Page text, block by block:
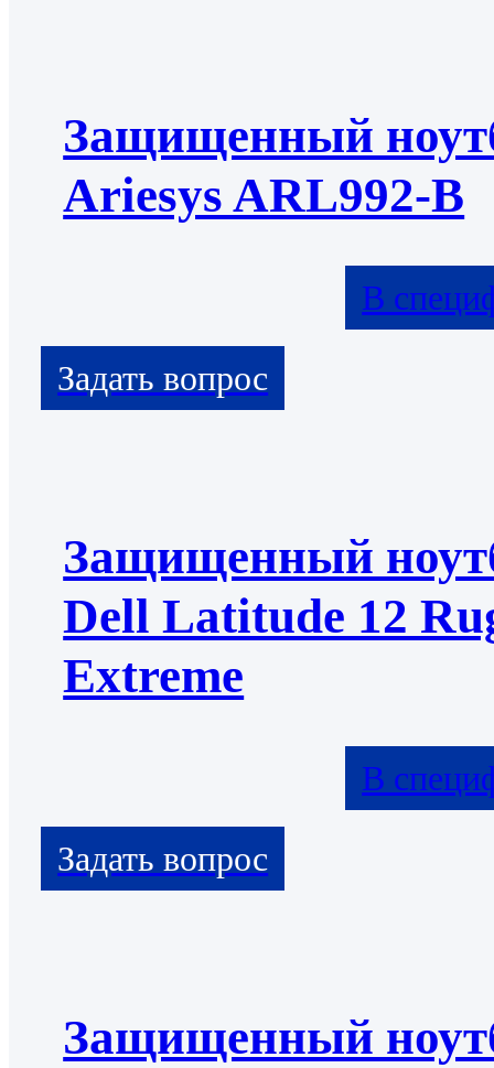
Защищенный
Ariesys ARL992-B
В
Защищенный
Dell Latitude 12
Extreme
В
Защищенный